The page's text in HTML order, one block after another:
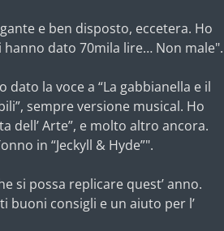
e ben disposto, eccetera. Ho
hanno dato 70mila lire… Non male".
la voce a “La gabbianella e il
sempre versione musical. Ho
dell’ Arte”, e molto altro ancora.
in “Jeckyll & Hyde”".
si possa replicare quest’ anno.
buoni consigli e un aiuto per l’